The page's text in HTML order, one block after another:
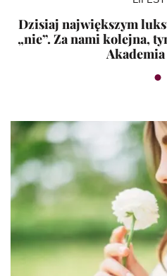
Dzisiaj największym
„nie”. Za nami kolejna,
Akademia